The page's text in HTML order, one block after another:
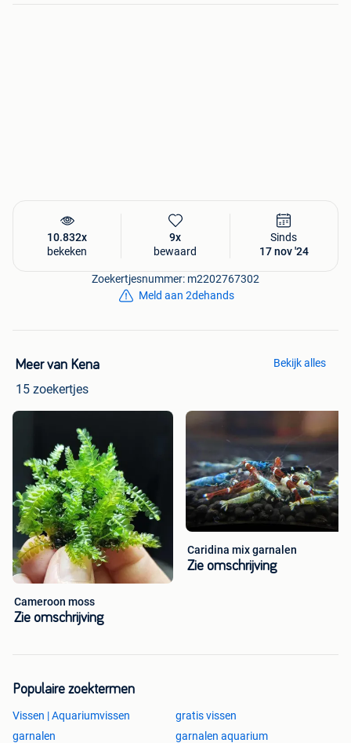
10.832x
bekeken
9x
bewaard
Sinds
17 nov '24
Zoekertjesnummer: m2202767302
Meld aan 2dehands
Meer van Kena
15 zoekertjes
Bekijk alles
Cameroon moss
Zie omschrijving
Caridina mix garnalen
Zie omschrijving
Populaire zoektermen
Vissen | Aquariumvissen
gratis vissen
garnalen
garnalen aquarium